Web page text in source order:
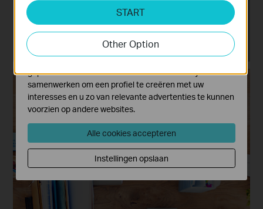
START
Other Option
Cookies voor analyse geven ons de mogelijkheid uw
activiteiten op onze website te volgen en zo de
functionaliteit van de website aan te passen en te
verbeteren.
Marketing cookies kunnen op onze website worden
geplaatst door externe adverteerders waar wij mee
samenwerken om een profiel te creëren met uw
interesses en u zo van relevante advertenties te kunnen
voorzien op andere websites.
Alle cookies accepteren
Instellingen opslaan